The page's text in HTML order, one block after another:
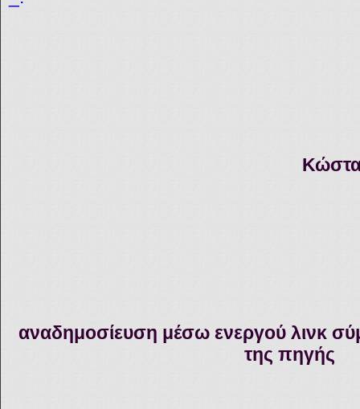
αναδημοσίευση μέσω ενεργού λινκ
της πηγής